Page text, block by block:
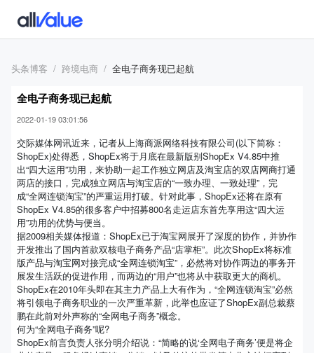
头条博客 跨境电商 全电子商务现已起航
全电子商务现已起航
2022-01-19 03:01:56
交际媒体网讯近来，记者从上海商派网络科技有限公司(以下简称：
ShopEx)处得悉，ShopEx将于月底在最新版别ShopEx V4.85中推
出“四大运用”功用，来协助一起工作独立网店及淘宝店的双店网商打通
两店的接口，完成独立网店与淘宝店的“一致办理、一致处理”，完
成“全网连锁淘宝”的严重运用打破。针对此事，ShopEx还将在原有
ShopEx V4.85的很多客户中招募800名走运店东首先享用这“四大运
用”功用的优势与便当。
据2009相关媒体报道：ShopEx已于淘宝网展开了深度的协作，并协作
开发推出了国内首款双核电子商务产品“店掌柜”。此次ShopEx将标准
版产品与淘宝网对接完成“全网连锁淘宝”，必然将对协作两边的事务开
展发生活跃的促进作用，而两边的“用户”也将从中获取更大的商机。
ShopEx在2010年头即在其主力产品上大有作为，“全网连锁淘宝”必然
将引领电子商务职业的一次严重革新，此举也应证了ShopEx副总裁蔡
鹏在此前对外声称的“全网电子商务”概念。
何为“全网电子商务”呢?
ShopEx前言负责人张分明介绍说：“简略的说‘全网电子商务’便是将企